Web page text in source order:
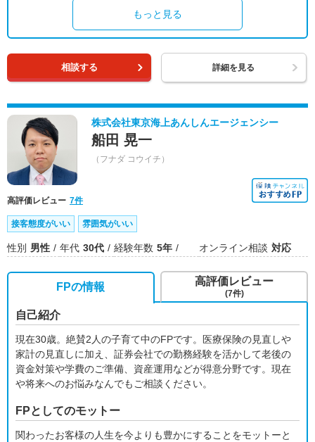
もっと見る
相談する 詳細を見る
株式会社東京海上あんしんエージェンシー
船田 晃一
（フナダ コウイチ）
高評価レビュー 7件
接客態度がいい 雰囲気がいい
性別 男性 年代 30代 経験年数 5年 オンライン相談 対応
FPの情報
自己紹介
現在30歳。絶賛2人の子育て中のFPです。医療保険の見直しや
家計の見直しに加え、証券会社での勤務経験を活かして老後の
資金対策や学費のご準備、資産運用などが得意分野です。現在
や将来へのお悩みなんでもご相談ください。
FPとしてのモットー
関わったお客様の人生を今よりも豊かにすることをモットーと
高評価レビュー
(7件)